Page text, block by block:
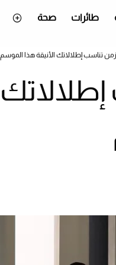
طائرات صحة
تناسب إطلالاتك الأنيقة هذا الموسم